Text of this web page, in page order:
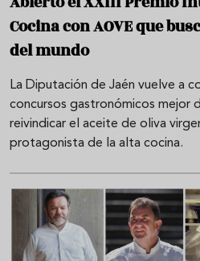
Cocina con AOVE que
del mundo
La Diputación de Jaén vuelve a
concursos gastronómicos mejor
reivindicar el aceite de oliva
protagonista de la alta cocina.